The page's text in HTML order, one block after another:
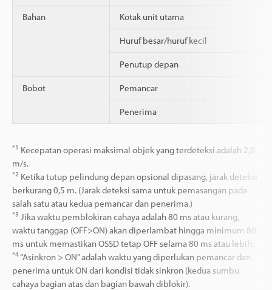
Bahan Kotak unit utama
Huruf besar/huruf kecil
Penutup depan
Bobot Pemancar
Penerima
*1 Kecepatan operasi maksimal objek yang terdeteksi adalah 2,0
m/s.
*2 Ketika tutup pelindung depan opsional dipasang, jarak deteksi
berkurang 0,5 m. (Jarak deteksi sama untuk pemasangan pada
salah satu atau kedua pemancar dan penerima.)
*3 Jika waktu pemblokiran cahaya adalah 80 ms atau kurang,
waktu tanggap (OFF>ON) akan diperlambat hingga minimum 80
ms untuk memastikan OSSD tetap OFF selama 80 ms atau lebih.
*4“Asinkron > ON” adalah waktu yang diperlukan pemancar dan
penerima untuk ON dari kondisi tidak sinkron (kedua sumbu
cahaya bagian atas dan bagian bawah diblokir).